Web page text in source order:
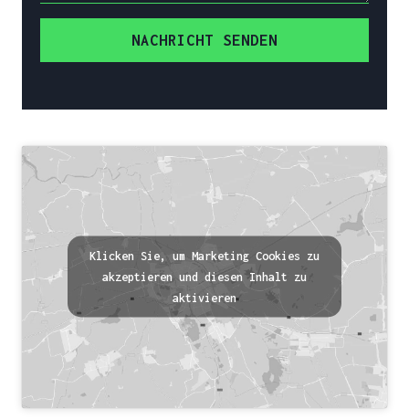
NACHRICHT SENDEN
Klicken Sie, um Marketing Cookies zu
akzeptieren und diesen Inhalt zu
aktivieren